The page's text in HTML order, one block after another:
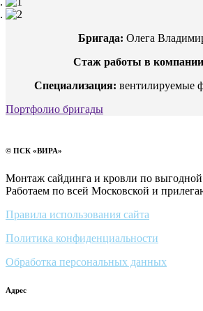
Бригада: Олега
Стаж работы в
Специализация: вентилируемые
Портфолио бригады
© ПСК «ВИРА»
Монтаж сайдинга и кровли по
Работаем по всей Московской и
Правила использования сайта
Политика конфиденциальности
Обработка персональных данных
Адрес